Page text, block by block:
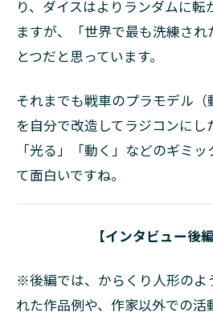
り、ダイスはよりランダムに転
ますが、「世界で最も洗練さ
とつだと思っています。
それまでも戦車のプラモデル（
を自分で改造してラジコンにし
「光る」「動く」などのギミ
て面白いですね。
【インタビュー後
※後編では、からくり人形のよ
れた作品例や、作家以外での活